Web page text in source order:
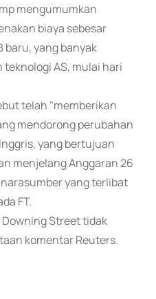
mengumumkan
biaya sebesar
baru, yang banyak
AS, mulai hari
telah "memberikan
mendorong perubahan
yang bertujuan
menjelang Anggaran 26
yang terlibat
FT.
Street tidak
komentar Reuters.